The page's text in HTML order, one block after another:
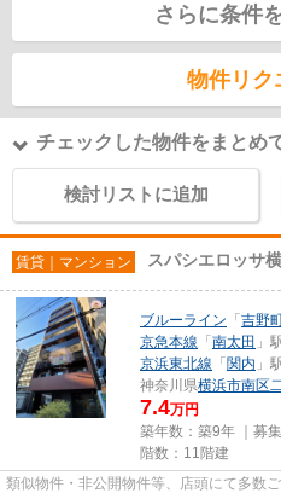
さらに条件
物件リク
チェックした物件をまとめ
検討リストに追加
賃貸｜マンション スパシエロッサ
ブルーライン 「 吉野
京急本線 「 南太田 」
京浜東北線 「 関内 」
神奈川県横浜市南区
7.4万円
築年数：築9年 ｜募集
階数：11階建
類似物件・非公開物件等、店頭にて多数